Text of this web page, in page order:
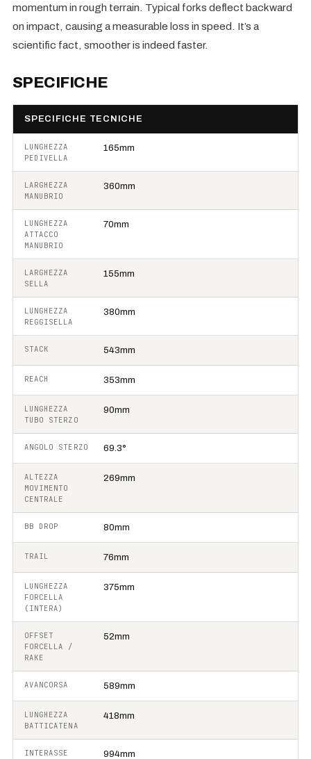
momentum in rough terrain. Typical forks deflect backward
on impact, causing a measurable loss in speed. It’s a
scientific fact, smoother is indeed faster.
SPECIFICHE
SPECIFICHE TECNICHE
LUNGHEZZA
PEDIVELLA
165mm
LARGHEZZA
MANUBRIO
360mm
LUNGHEZZA
ATTACCO
MANUBRIO
70mm
LARGHEZZA
SELLA
155mm
LUNGHEZZA
REGGISELLA
380mm
STACK 543mm
REACH 353mm
LUNGHEZZA
TUBO STERZO
90mm
ANGOLO STERZO 69.3°
ALTEZZA
MOVIMENTO
CENTRALE
269mm
BB DROP 80mm
TRAIL 76mm
LUNGHEZZA
FORCELLA
(INTERA)
375mm
OFFSET
FORCELLA /
RAKE
52mm
AVANCORSA 589mm
LUNGHEZZA
BATTICATENA
418mm
INTERASSE 994mm